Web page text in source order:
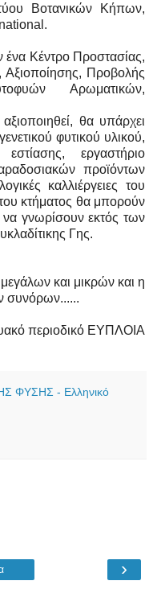
Βοτανικών Κήπων,
Κέντρο Προστασίας,
Προβολής
Αρωματικών,
θα υπάρχει
φυτικού υλικού,
εργαστήριο
προϊόντων
καλλιέργειες του
κτήματος θα μπορούν
να γνωρίσουν εκτός των
Γης.
και μικρών και η
συνόρων......
περιοδικό ΕΥΠΛΟΙΑ
ΦΥΣΗΣ - Ελληνικό
›